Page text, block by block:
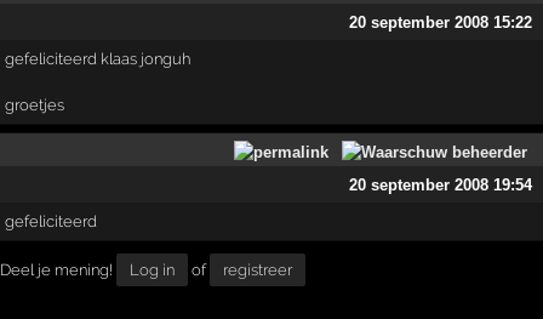
20 september 2008 15:22
gefeliciteerd klaas jonguh
groetjes
20 september 2008 19:54
gefeliciteerd
Deel je mening! Log in of registreer